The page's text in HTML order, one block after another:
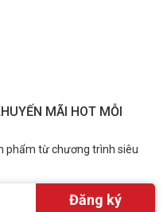
MÃI HOT MỖI
phẩm từ chương trình siêu